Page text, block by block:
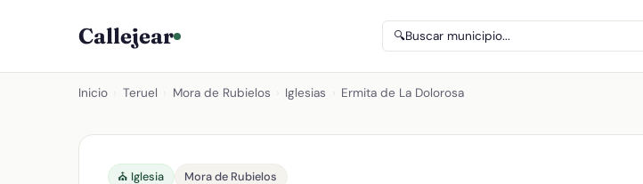
Callejear 🔍Buscar municipio...
Inicio Teruel Mora de Rubielos Iglesias Ermita de La Dolorosa
⛪ Iglesia Mora de Rubielos